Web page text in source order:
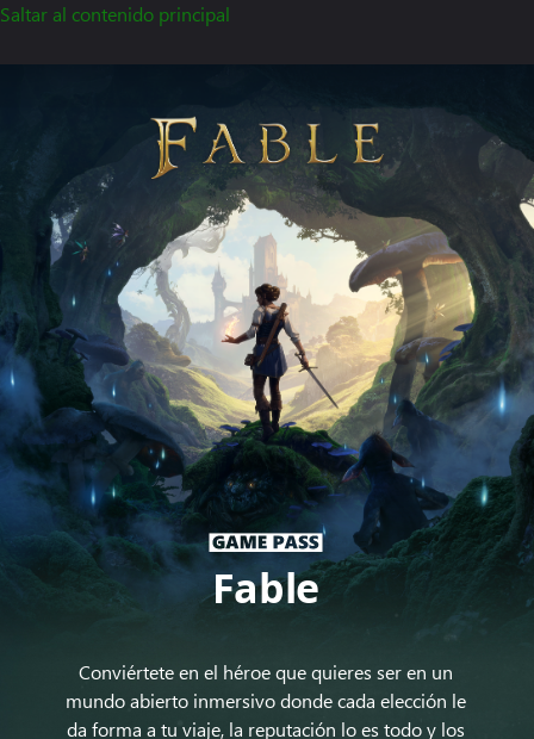
Saltar al contenido principal
Fable
Conviértete en el héroe que quieres ser en un
mundo abierto inmersivo donde cada elección le
da forma a tu viaje, la reputación lo es todo y los